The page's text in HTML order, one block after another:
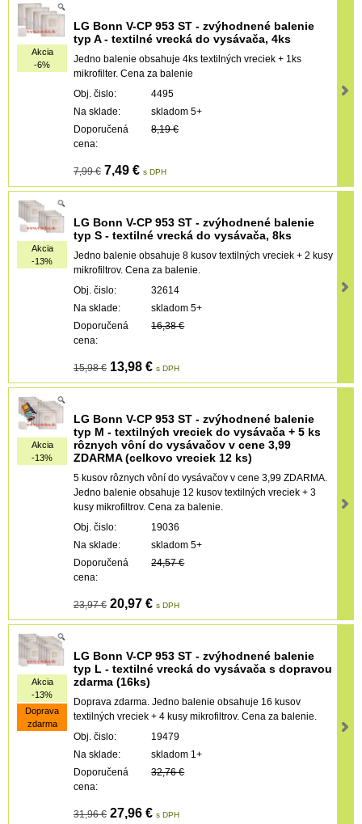
Akcia
-6%
LG Bonn V-CP 953 ST - zvýhodnené balenie
typ A - textilné vrecká do vysávača, 4ks
Jedno balenie obsahuje 4ks textilných vreciek + 1ks
mikrofilter. Cena za balenie
Obj. čislo:
4495
Na sklade:
skladom 5+
Doporučená
cena:
8,19 €
7,99 € 7,49 € s DPH
Akcia
-13%
LG Bonn V-CP 953 ST - zvýhodnené balenie
typ S - textilné vrecká do vysávača, 8ks
Jedno balenie obsahuje 8 kusov textilných vreciek + 2 kusy
mikrofiltrov. Cena za balenie.
Obj. čislo:
32614
Na sklade:
skladom 5+
Doporučená
cena:
16,38 €
15,98 € 13,98 € s DPH
Akcia
-13%
LG Bonn V-CP 953 ST - zvýhodnené balenie
typ M - textilných vreciek do vysávača + 5 ks
rôznych vôní do vysávačov v cene 3,99
ZDARMA (celkovo vreciek 12 ks)
5 kusov rôznych vôní do vysávačov v cene 3,99 ZDARMA.
Jedno balenie obsahuje 12 kusov textilných vreciek + 3
kusy mikrofiltrov. Cena za balenie.
Obj. čislo:
19036
Na sklade:
skladom 5+
Doporučená
cena:
24,57 €
23,97 € 20,97 € s DPH
Akcia
-13%
Doprava
zdarma
LG Bonn V-CP 953 ST - zvýhodnené balenie
typ L - textiIné vrecká do vysávača s dopravou
zdarma (16ks)
Doprava zdarma. Jedno balenie obsahuje 16 kusov
textilných vreciek + 4 kusy mikrofiltrov. Cena za balenie.
Obj. čislo:
19479
Na sklade:
skladom 1+
Doporučená
cena:
32,76 €
31,96 € 27,96 € s DPH